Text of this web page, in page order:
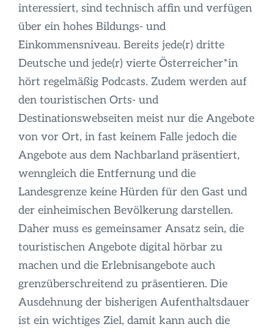
interessiert, sind technisch affin und verfügen
über ein hohes Bildungs- und
Einkommensniveau. Bereits jede(r) dritte
Deutsche und jede(r) vierte Österreicher*in
hört regelmäßig Podcasts. Zudem werden auf
den touristischen Orts- und
Destinationswebseiten meist nur die Angebote
von vor Ort, in fast keinem Falle jedoch die
Angebote aus dem Nachbarland präsentiert,
wenngleich die Entfernung und die
Landesgrenze keine Hürden für den Gast und
der einheimischen Bevölkerung darstellen.
Daher muss es gemeinsamer Ansatz sein, die
touristischen Angebote digital hörbar zu
machen und die Erlebnisangebote auch
grenzüberschreitend zu präsentieren. Die
Ausdehnung der bisherigen Aufenthaltsdauer
ist ein wichtiges Ziel, damit kann auch die